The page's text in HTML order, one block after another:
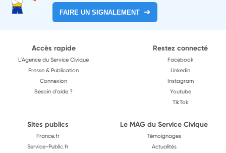
FAIRE UN SIGNALEMENT
Accès rapide
L'Agence du Service Civique
Presse & Publication
Connexion
Besoin d'aide ?
Restez connecté
Facebook
Linkedin
Instagram
Youtube
TikTok
Sites publics
France.fr
Service-Public.fr
Le MAG du Service Civique
Témoignages
Actualités